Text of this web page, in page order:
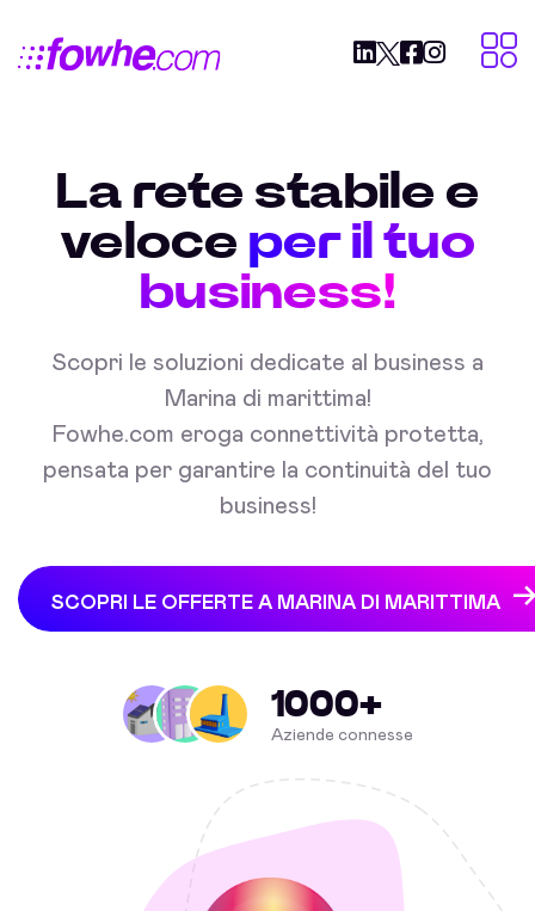
La rete stabile e
veloce per il tuo
business!
Scopri le soluzioni dedicate al business a
Marina di marittima!
Fowhe.com eroga connettività protetta,
pensata per garantire la continuità del tuo
business!
SCOPRI LE OFFERTE A MARINA DI MARITTIMA
1000+
Aziende connesse